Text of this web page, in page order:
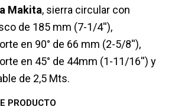
Makita, sierra circular con
de 185 mm (7-1/4''),
en 90° de 66 mm (2-5/8''),
en 45° de 44mm (1-11/16'') y
de 2,5 Mts.
PRODUCTO